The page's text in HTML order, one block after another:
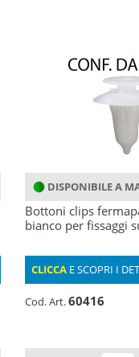
DISPONIBILE A
Bottoni clips
bianco per fissaggi
CLICCA E SCOPRI I
Cod. Art.60416